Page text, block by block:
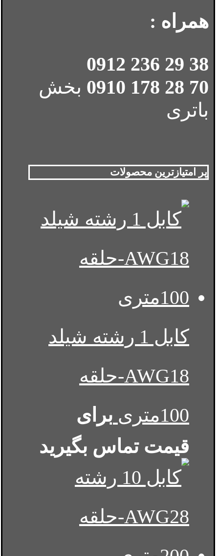
همراه :
38 29 236 0912
70 28 178 0910
بخش
باتری
پر امتیازترین محصولات
کابل 1 رشته شیلد
AWG18-حلقه
100متری
برای
قیمت تماس بگیرید